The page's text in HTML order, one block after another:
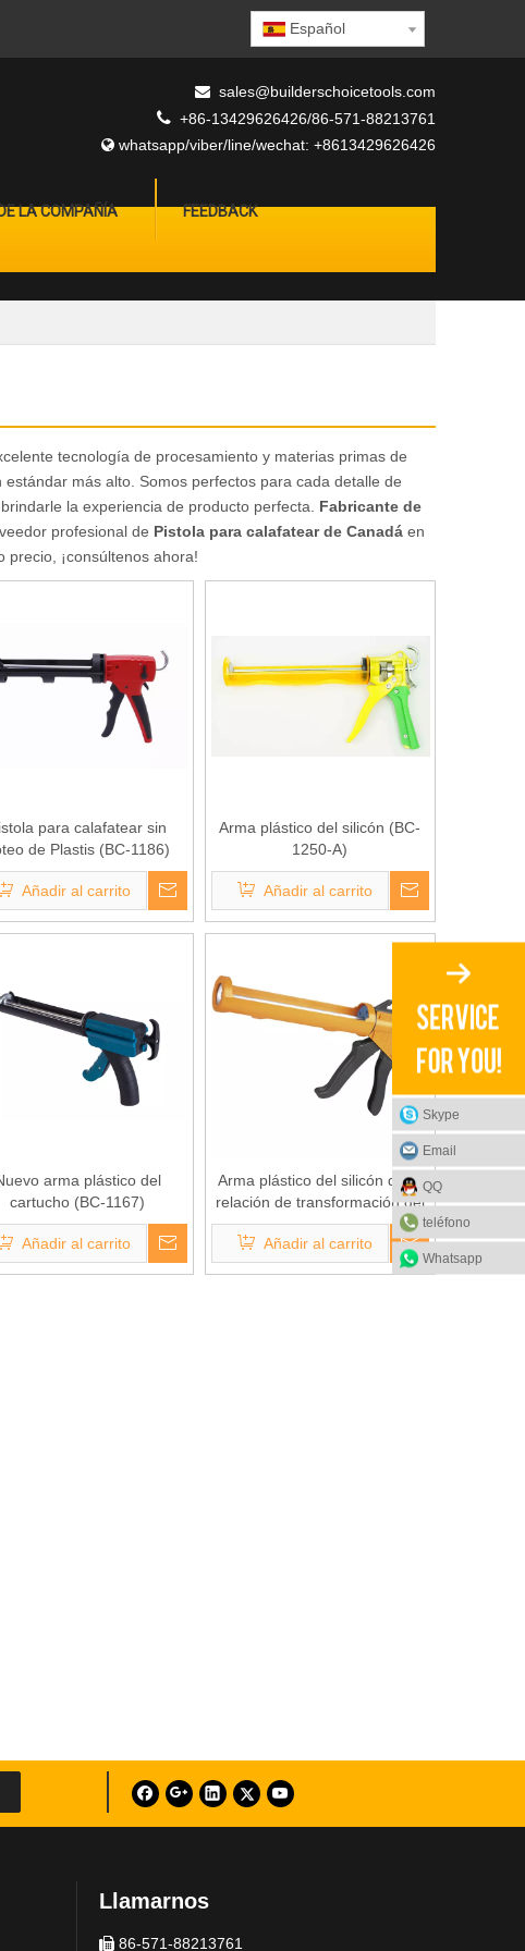
Español
 sales@builderschoicetools.com
 +86-13429626426/86-571-88213761
 whatsapp/viber/line/wechat: +8613429626426
LA COMPAÑÍA FEEDBACK
tecnología de procesamiento y materias primas de
estándar más alto. Somos perfectos para cada detalle de
la experiencia de producto perfecta. Fabricante de
profesional de Pistola para calafatear de Canadá en
precio, ¡consúltenos ahora!
para calafatear sin
de Plastis (BC-1186)
Añadir al carrito
Arma plástico del silicón (BC-
1250-A)
Añadir al carrito
arma plástico del
cartucho (BC-1167)
Añadir al carrito
Arma plástico del silicón de la
relación de transformación del
empuje del 10:1 (BC-1169)
Añadir al carrito
Skype
Email
QQ
teléfono
Whatsapp
Llamarnos
 86-571-88213761